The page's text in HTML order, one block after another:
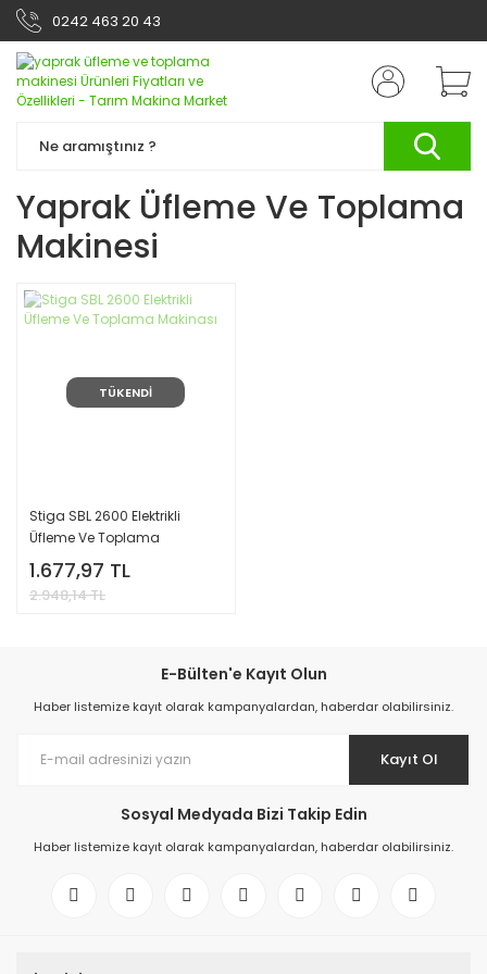
0242 463 20 43
Yaprak Üfleme Ve Toplama
Makinesi
TÜKENDİ
Stiga SBL 2600 Elektrikli
Üfleme Ve Toplama
Makinası
1.677,97 TL
2.948,14 TL
E-Bülten'e Kayıt Olun
Haber listemize kayıt olarak kampanyalardan, haberdar olabilirsiniz.
Kayıt Ol
Sosyal Medyada Bizi Takip Edin
Haber listemize kayıt olarak kampanyalardan, haberdar olabilirsiniz.